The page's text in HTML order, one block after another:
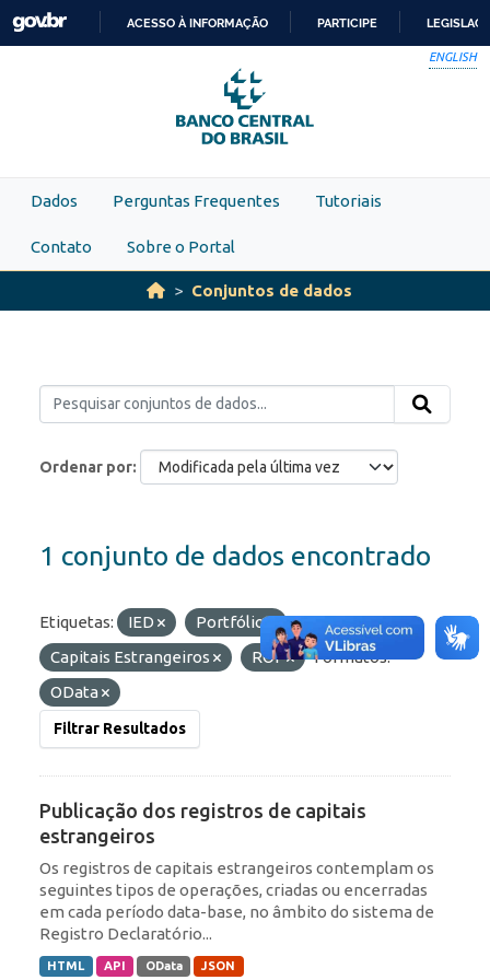
Skip to main content
PARA
O
CONTEÚDO
ACESSO À INFORMAÇÃO PARTICIPE
ENGLISH
Dados Perguntas Frequentes Tutoriais
Contato Sobre o Portal
Conjuntos de dados
Ordenar por
1 conjunto de dados encontrado
Etiquetas: IED
Portfólio
Capitais Estrangeiros
ROF
Formatos:
OData
Filtrar Resultados
Publicação dos registros de capitais
estrangeiros
Os registros de capitais estrangeiros contemplam os
seguintes tipos de operações, criadas ou encerradas
em cada período data-base, no âmbito do sistema de
Registro Declaratório...
HTML API OData JSON